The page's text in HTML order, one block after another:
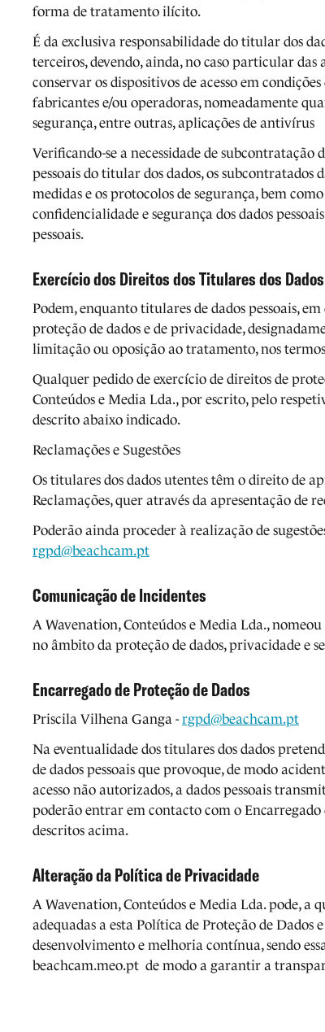
forma de tratamento ilícito.
É da exclusiva responsabilidade do titular dos
terceiros, devendo, ainda, no caso particular
conservar os dispositivos de acesso em
fabricantes e/ou operadoras, nomeadamente
segurança, entre outras, aplicações de antivírus
Verificando-se a necessidade de subcontratação
pessoais do titular dos dados, os
medidas e os protocolos de segurança, bem
confidencialidade e segurança dos dados
pessoais.
Exercício dos Direitos dos Titulares dos
Podem, enquanto titulares de dados pessoais,
proteção de dados e de privacidade,
limitação ou oposição ao tratamento, nos
Qualquer pedido de exercício de direitos de
Conteúdos e Media Lda., por escrito, pelo
descrito abaixo indicado.
Reclamações e Sugestões
Os titulares dos dados utentes têm o direito de
Reclamações, quer através da apresentação de
Poderão ainda proceder à realização de
rgpd@beachcam.pt
Comunicação de Incidentes
A Wavenation, Conteúdos e Media Lda.,
no âmbito da proteção de dados, privacidade e
Encarregado de Proteção de Dados
Priscila Vilhena Ganga -rgpd@beachcam.pt
Na eventualidade dos titulares dos dados
de dados pessoais que provoque, de modo
acesso não autorizados, a dados pessoais
poderão entrar em contacto com o
descritos acima.
Alteração da Política de Privacidade
A Wavenation, Conteúdos e Media Lda. pode, a
adequadas a esta Política de Proteção de
desenvolvimento e melhoria contínua, sendo
beachcam.meo.pt de modo a garantir a